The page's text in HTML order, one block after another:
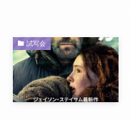
試写会